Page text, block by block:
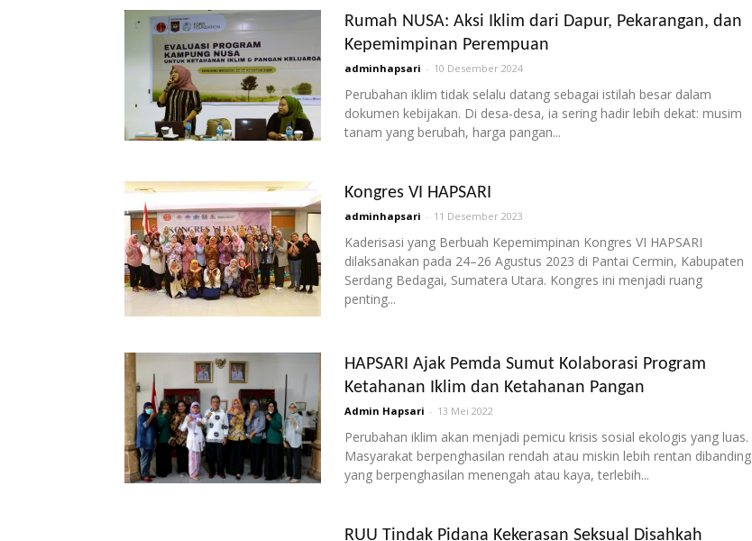
Rumah NUSA: Aksi Iklim dari Dapur, Pekarangan, dan
Kepemimpinan Perempuan
adminhapsari - 10 Desember 2024
Perubahan iklim tidak selalu datang sebagai istilah besar dalam
dokumen kebijakan. Di desa-desa, ia sering hadir lebih dekat: musim
tanam yang berubah, harga pangan...
Kongres VI HAPSARI
adminhapsari - 11 Desember 2023
Kaderisasi yang Berbuah Kepemimpinan Kongres VI HAPSARI
dilaksanakan pada 24–26 Agustus 2023 di Pantai Cermin, Kabupaten
Serdang Bedagai, Sumatera Utara. Kongres ini menjadi ruang
penting...
HAPSARI Ajak Pemda Sumut Kolaborasi Program
Ketahanan Iklim dan Ketahanan Pangan
Admin Hapsari - 13 Mei 2022
Perubahan iklim akan menjadi pemicu krisis sosial ekologis yang luas.
Masyarakat berpenghasilan rendah atau miskin lebih rentan dibanding
yang berpenghasilan menengah atau kaya, terlebih...
RUU Tindak Pidana Kekerasan Seksual Disahkah